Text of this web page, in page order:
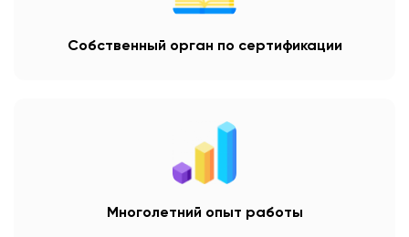
Собственный орган по сертификации
Многолетний опыт работы